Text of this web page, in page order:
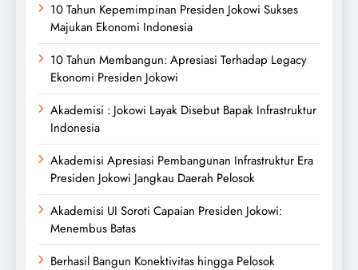
10 Tahun Kepemimpinan Presiden Jokowi Sukses
Majukan Ekonomi Indonesia
10 Tahun Membangun: Apresiasi Terhadap Legacy
Ekonomi Presiden Jokowi
Akademisi : Jokowi Layak Disebut Bapak Infrastruktur
Indonesia
Akademisi Apresiasi Pembangunan Infrastruktur Era
Presiden Jokowi Jangkau Daerah Pelosok
Akademisi UI Soroti Capaian Presiden Jokowi:
Menembus Batas
Berhasil Bangun Konektivitas hingga Pelosok